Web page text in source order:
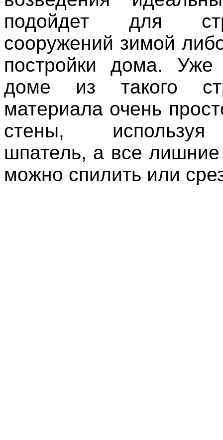
подойдет для
сооружений зимой
постройки дома. Уже
доме из такого
материала очень
стены,
шпатель, а все лишние
можно спилить или